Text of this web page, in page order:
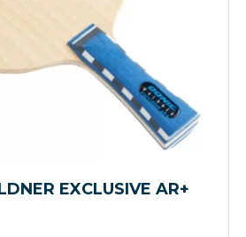
EXCLUSIVE AR+